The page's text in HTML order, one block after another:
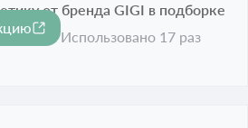
от бренда GIGI в подборке
Использовано 17 раз